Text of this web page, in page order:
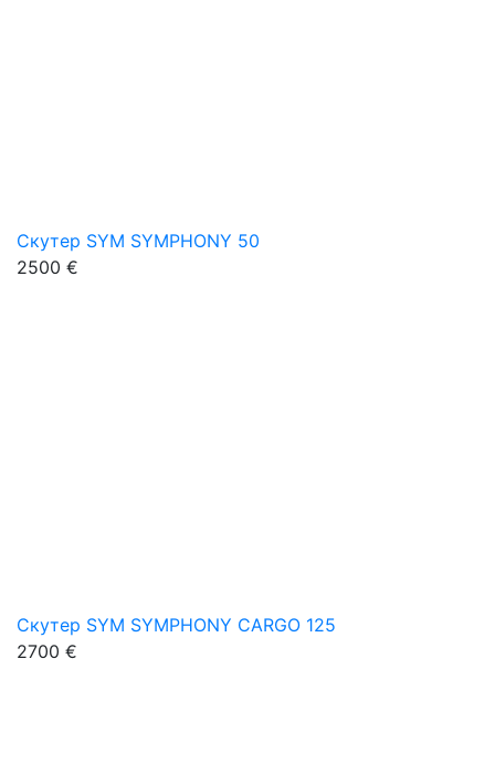
Скутер SYM SYMPHONY 50
2500 €
Скутер SYM SYMPHONY CARGO 125
2700 €